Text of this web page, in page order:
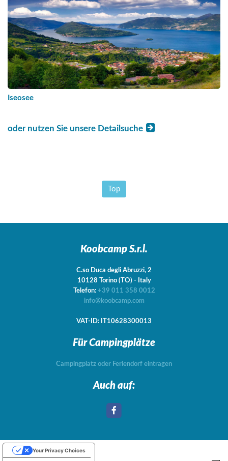
Iseosee
oder nutzen Sie unsere Detailsuche
Top
Koobcamp S.r.l.
C.so Duca degli Abruzzi, 2
10128 Torino (TO) - Italy
Telefon: +39 011 358 0012
info@koobcamp.com
VAT-ID: IT10628300013
Für Campingplätze
Campingplatz oder Feriendorf eintragen
Auch auf:
Your Privacy Choices